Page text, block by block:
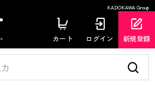
KADOKAWA Group
カート ログイン 新規登録